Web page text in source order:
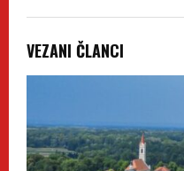
VEZANI ČLANCI